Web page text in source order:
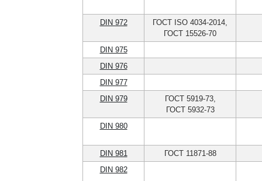
DIN 972
ГОСТ ISO 4034-2014,
ГОСТ 15526-70
DIN 975
DIN 976
DIN 977
DIN 979
ГОСТ 5919-73,
ГОСТ 5932-73
DIN 980
DIN 981
ГОСТ 11871-88
DIN 982